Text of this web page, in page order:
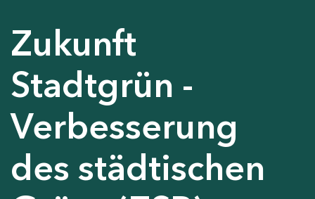
Zukunft
Stadtgrün -
Verbesserung
des städtischen